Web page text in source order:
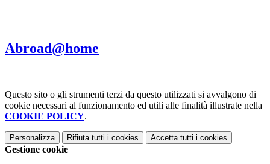
Abroad@home
Questo sito o gli strumenti terzi da questo utilizzati si avvalgono di
cookie necessari al funzionamento ed utili alle finalità illustrate nella
COOKIE POLICY.
Personalizza Rifiuta tutti i cookies Accetta tutti i cookies
Gestione cookie